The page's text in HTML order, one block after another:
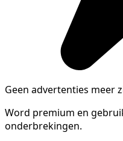
Geen advertenties meer
Word premium en
onderbrekingen.